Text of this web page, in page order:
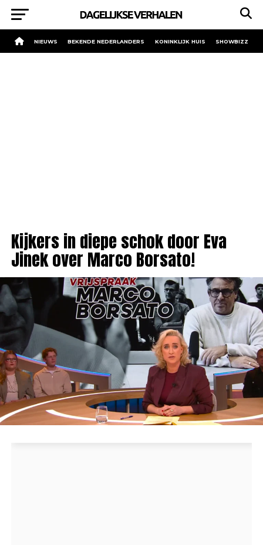
NIEUWS BEKENDE NEDERLANDERS KONINKLIJK HUIS SHOWBIZZ
Kijkers in diepe schok door Eva
Jinek over Marco Borsato!